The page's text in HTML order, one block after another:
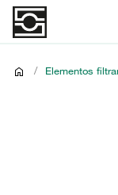
/ Elementos